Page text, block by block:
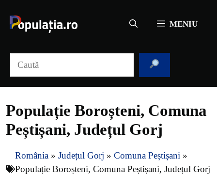
conținut
MENIU
Populație Boroșteni, Comuna
Peștișani, Județul Gorj
România » Județul Gorj » Comuna Peștișani »
Populație Boroșteni, Comuna Peștișani, Județul Gorj